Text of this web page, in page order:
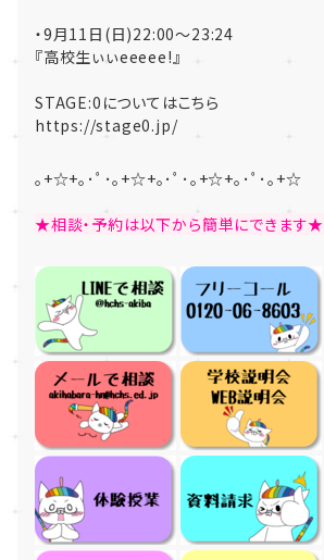
・9月11日(日)22:00〜23:24
『高校生ぃぃeeeee!』
STAGE:0についてはこちら
https://stage0.jp/
｡+☆+｡･ﾟ･｡+☆+｡･ﾟ･｡+☆+｡･ﾟ･｡+☆
★相談・予約は以下から簡単にできます★